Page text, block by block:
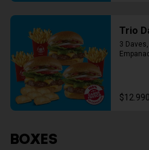
Trio
3
$12.990
BOXES